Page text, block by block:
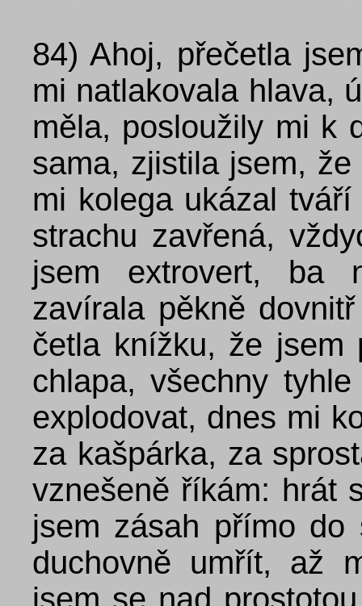
84)Ahoj, přečetla
mi natlakovala hlava,
měla, posloužily mi k
sama, zjistila jsem,
mi kolega ukázal
strachu zavřená,
jsem extrovert, ba
zavírala pěkně
četla knížku, že jsem
chlapa, všechny
explodovat, dnes mi
za kašpárka, za
vznešeně říkám: hrát
jsem zásah přímo do
duchovně umřít, až
jsem se nad